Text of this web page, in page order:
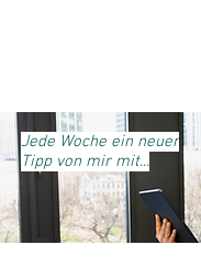
Jede Woche ein neuer
Tipp von mir mit...